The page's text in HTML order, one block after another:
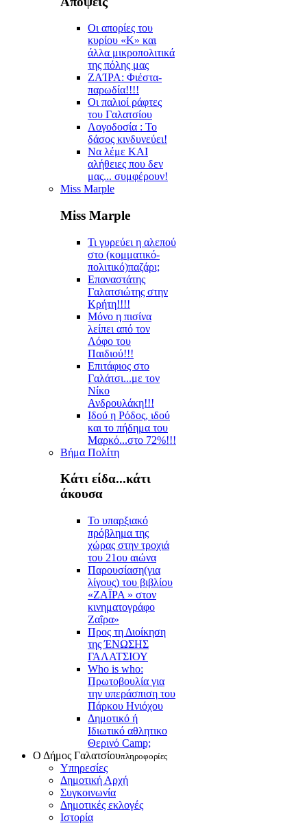
Οι απορίες του
κυρίου «Κ» και
άλλα μικροπολιτικά
της πόλης μας
ZAΊΡΑ: Φιέστα-
παρωδία!!!!
Οι παλιοί ράφτες
του Γαλατσίου
Λογοδοσία : Το
δάσος κινδυνεύει!
Να λέμε ΚΑΙ
αλήθειες που δεν
μας... συμφέρουν!
Miss Marple
Miss Marple
Τι γυρεύει η αλεπού
στο (κομματικό-
πολιτικό)παζάρι;
Επαναστάτης
Γαλατσιώτης στην
Κρήτη!!!!
Μόνο η πισίνα
λείπει από τον
Λόφο του
Παιδιού!!!
Επιτάφιος στο
Γαλάτσι...με τον
Νίκο
Ανδρουλάκη!!!
Ιδού η Ρόδος, ιδού
και το πήδημα του
Μαρκό...στο 72%!!!
Βήμα Πολίτη
Κάτι είδα...κάτι
άκουσα
Το υπαρξιακό
πρόβλημα της
χώρας στην τροχιά
του 21ου αιώνα
Παρουσίαση(για
λίγους) του βιβλίου
«ΖΑΪΡΑ » στον
κινηματογράφο
Ζαΐρα»
Προς τη Διοίκηση
της ΈΝΩΣΗΣ
ΓΑΛΑΤΣΙΟΥ
Who is who:
Πρωτοβουλία για
την υπεράσπιση του
Πάρκου Ηνιόχου
Δημοτικό ή
Ιδιωτικό αθλητικο
Θερινό Camp;
Ο Δήμος Γαλατσίουπληροφορίες
Υπηρεσίες
Δημοτική Αρχή
Συγκοινωνία
Δημοτικές εκλογές
Ιστορία